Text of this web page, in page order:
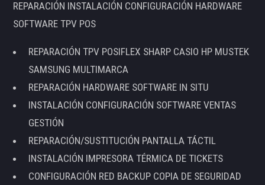
REPARACIÓN INSTALACIÓN CONFIGURACIÓN HARDWARE
SOFTWARE TPV POS
REPARACIÓN TPV POSIFLEX SHARP CASIO HP MUSTEK
SAMSUNG MULTIMARCA
REPARACIÓN HARDWARE SOFTWARE IN SITU
INSTALACIÓN CONFIGURACIÓN SOFTWARE VENTAS
GESTIÓN
REPARACIÓN/SUSTITUCIÓN PANTALLA TÁCTIL
INSTALACIÓN IMPRESORA TÉRMICA DE TICKETS
CONFIGURACIÓN RED BACKUP COPIA DE SEGURIDAD